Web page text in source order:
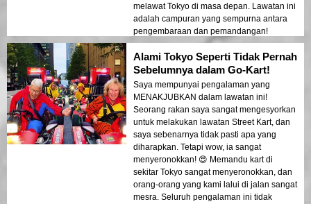
melawat Tokyo di masa depan. Lawatan ini
adalah campuran yang sempurna antara
pengembaraan dan pemandangan!
Alami Tokyo Seperti Tidak Pernah
Sebelumnya dalam Go-Kart!
Saya mempunyai pengalaman yang
MENAKJUBKAN dalam lawatan ini!
Seorang rakan saya sangat mengesyorkan
untuk melakukan lawatan Street Kart, dan
saya sebenarnya tidak pasti apa yang
diharapkan. Tetapi wow, ia sangat
menyeronokkan! 😍 Memandu kart di
sekitar Tokyo sangat menyeronokkan, dan
orang-orang yang kami lalui di jalan sangat
mesra. Seluruh pengalaman ini tidak